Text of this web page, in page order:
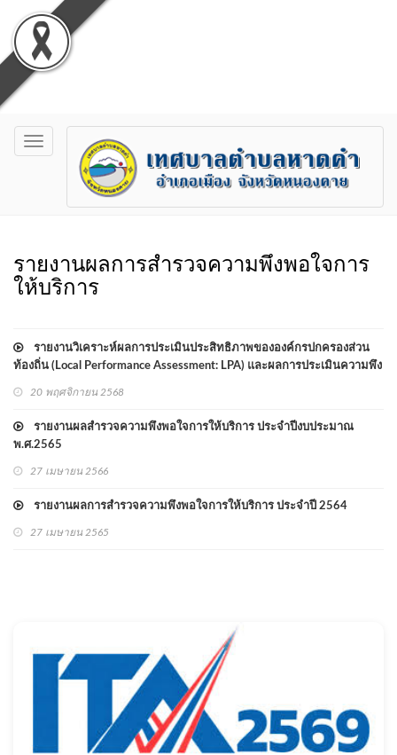
Toggle
navigation
รายงานผลการสำรวจความพึงพอใจการ
ให้บริการ
รายงานวิเคราะห์ผลการประเมินประสิทธิภาพขององค์กรปกครองส่วน
ท้องถิ่น (Local Performance Assessment: LPA) และผลการประเมินความพึง
ถิ่น ประจำปี ๒๕๖๘
20 พฤศจิกายน 2568
รายงานผลสำรวจความพึงพอใจการให้บริการ ประจำปีงบประมาณ
พ.ศ.2565
27 เมษายน 2566
รายงานผลการสำรวจความพึงพอใจการให้บริการ ประจำปี 2564
27 เมษายน 2565